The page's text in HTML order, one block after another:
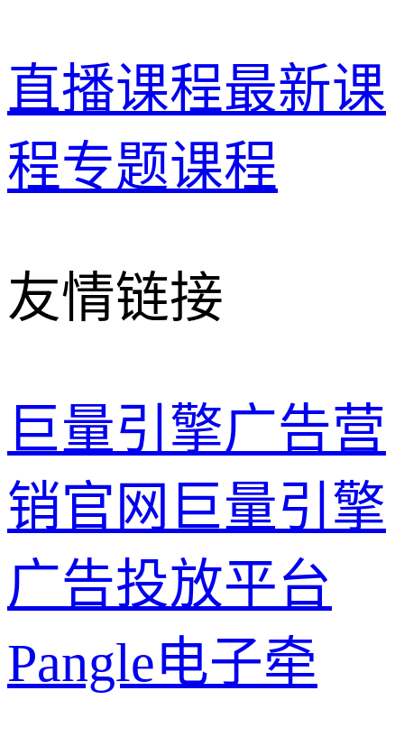
直播课程最新课
程专题课程
友情链接
巨量引擎广告营
销官网 巨量引擎
广告投放平台
Pangle电子牵